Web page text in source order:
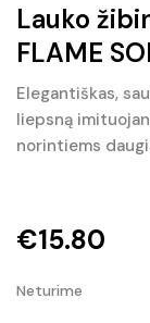
Lauko
FLAME
Elegantiškas,
liepsną
norintiems
€15.80
Neturime